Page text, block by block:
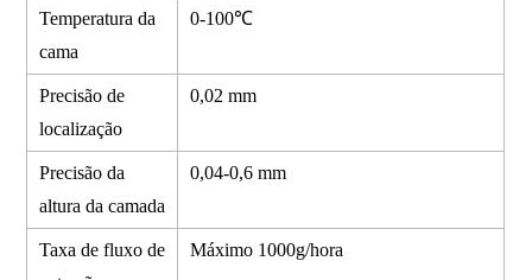
Temperatura da
cama
0-100℃
Precisão de
localização
0,02 mm
Precisão da
altura da camada
0,04-0,6 mm
Taxa de fluxo de
Máximo 1000g/hora